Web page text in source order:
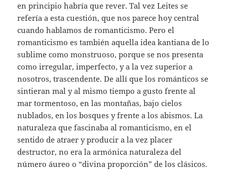
en principio habría que rever. Tal vez Leites se
refería a esta cuestión, que nos parece hoy central
cuando hablamos de romanticismo. Pero el
romanticismo es también aquella idea kantiana de lo
sublime como monstruoso, porque se nos presenta
como irregular, imperfecto, y a la vez superior a
nosotros, trascendente. De allí que los románticos se
sintieran mal y al mismo tiempo a gusto frente al
mar tormentoso, en las montañas, bajo cielos
nublados, en los bosques y frente a los abismos. La
naturaleza que fascinaba al romanticismo, en el
sentido de atraer y producir a la vez placer
destructor, no era la armónica naturaleza del
número áureo o “divina proporción” de los clásicos.